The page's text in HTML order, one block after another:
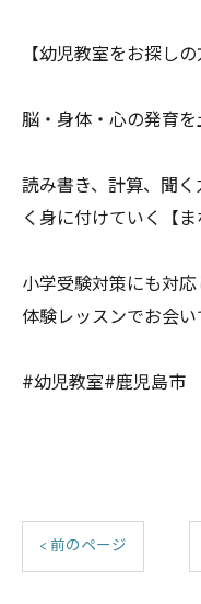
【幼児教室をお探しの
脳・身体・心の発育
読み書き、計算、聞
く身に付けていく【
小学受験対策にも対
体験レッスンでお会
#幼児教室#鹿児島市
< 前のページ